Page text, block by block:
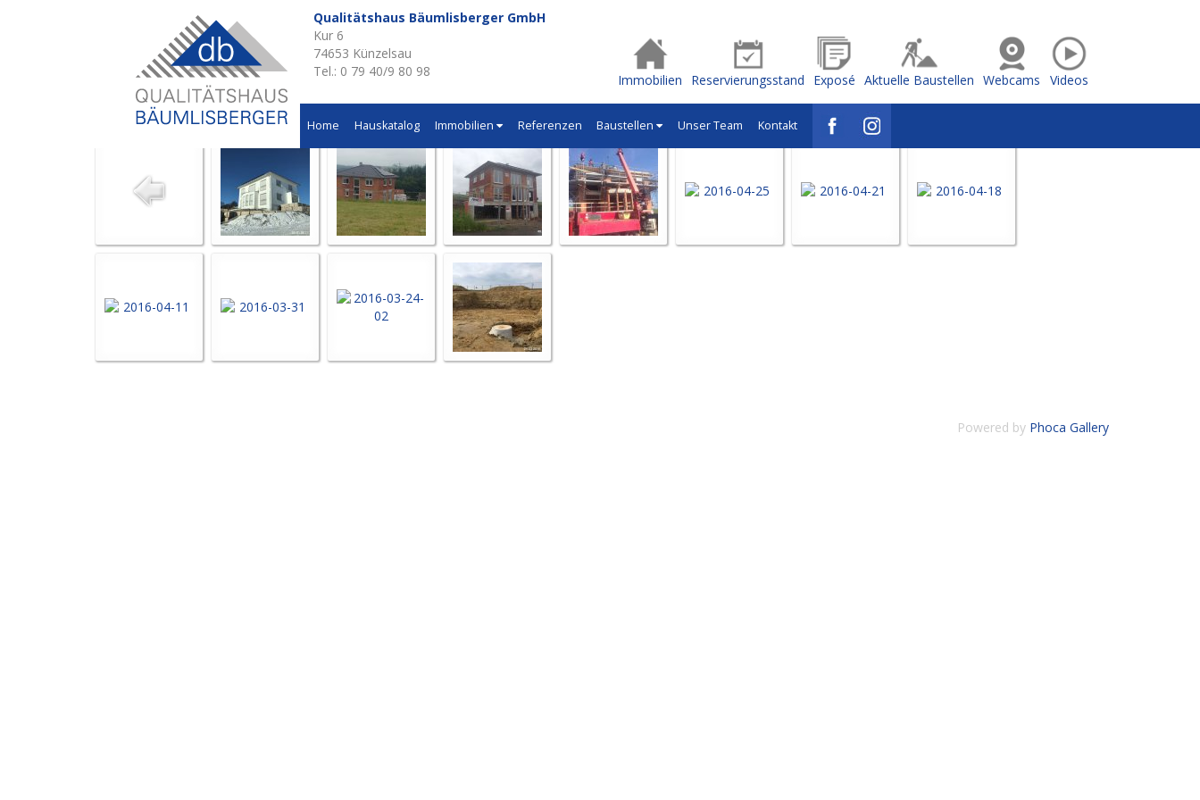
Qualitätshaus Bäumlisberger GmbH
Kur 6
74653 Künzelsau
Tel.: 0 79 40/9 80 98
Immobilien Reservierungsstand Exposé Aktuelle Baustellen Webcams Videos
Home Hauskatalog Immobilien Referenzen Baustellen Unser Team Kontakt
Aktuelle Baustellen - Q519
Wohnhausneubau in Forchtenberg
Powered by Phoca Gallery